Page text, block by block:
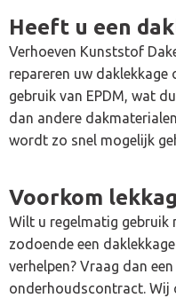
Heeft u een
Verhoeven Kunststof
repareren uw daklekkage
gebruik van EPDM, wat
dan andere
wordt zo snel mogelijk
Voorkom
Wilt u regelmatig gebruik
zodoende een
verhelpen? Vraag dan
onderhoudscontract. Wij